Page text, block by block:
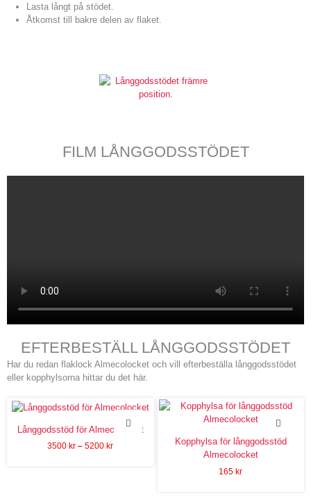
Lasta långt på stödet.
Åtkomst till bakre delen av flaket.
FILM LÅNGGODSSTÖDET
EFTERBESTÄLL LÅNGGODSSTÖDET
Har du redan flaklock Almecolocket och vill efterbeställa långgodsstödet
eller kopphylsorna hittar du det här.
Långgodsstöd för Almecolocket
3500 kr – 5200 kr
Prisintervall:
3500 kr
5200 kr
Kopphylsa för långgodsstöd
Almecolocket
165 kr